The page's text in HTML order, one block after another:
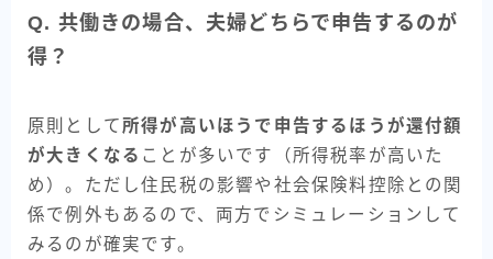
Q. 共働きの場合、夫婦どちらで申告するのが
得？
原則として 所得が高いほうで申告するほうが還付額
が大きくなる ことが多いです（所得税率が高いた
め）。ただし住民税の影響や社会保険料控除との関
係で例外もあるので、両方でシミュレーションして
みるのが確実です。